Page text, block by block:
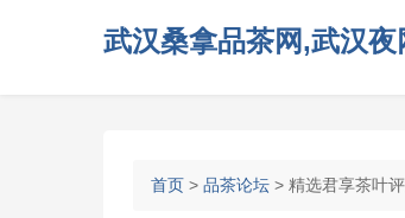
武汉桑拿品茶网,武汉
首页 > 品茶论坛 > 精选君享茶叶